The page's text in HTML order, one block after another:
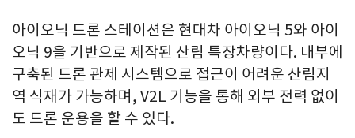
아이오닉 드론 스테이션은 현대차 아이오닉 5와 아이
오닉 9을 기반으로 제작된 산림 특장차량이다. 내부에
구축된 드론 관제 시스템으로 접근이 어려운 산림지
역 식재가 가능하며, V2L 기능을 통해 외부 전력 없이
도 드론 운용을 할 수 있다.